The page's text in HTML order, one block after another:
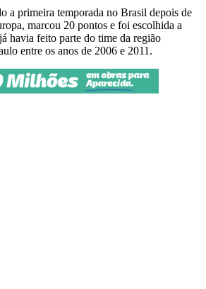
a primeira temporada no Brasil depois de
marcou 20 pontos e foi escolhida a
havia feito parte do time da região
entre os anos de 2006 e 2011.